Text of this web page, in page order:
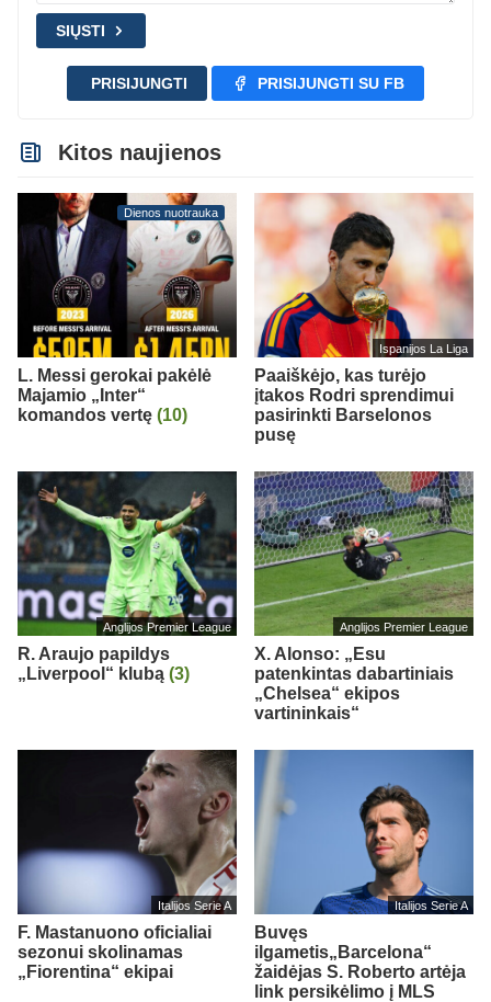
SIŲSTI
PRISIJUNGTI PRISIJUNGTI SU FB
Kitos naujienos
Dienos nuotrauka
L. Messi gerokai pakėlė
Majamio „Inter“
komandos vertę (10)
Ispanijos La Liga
Paaiškėjo, kas turėjo
įtakos Rodri sprendimui
pasirinkti Barselonos
pusę
Anglijos Premier League
R. Araujo papildys
„Liverpool“ klubą (3)
Anglijos Premier League
X. Alonso: „Esu
patenkintas dabartiniais
„Chelsea“ ekipos
vartininkais“
Italijos Serie A
F. Mastanuono oficialiai
sezonui skolinamas
„Fiorentina“ ekipai
Italijos Serie A
Buvęs
ilgametis„Barcelona“
žaidėjas S. Roberto artėja
link persikėlimo į MLS